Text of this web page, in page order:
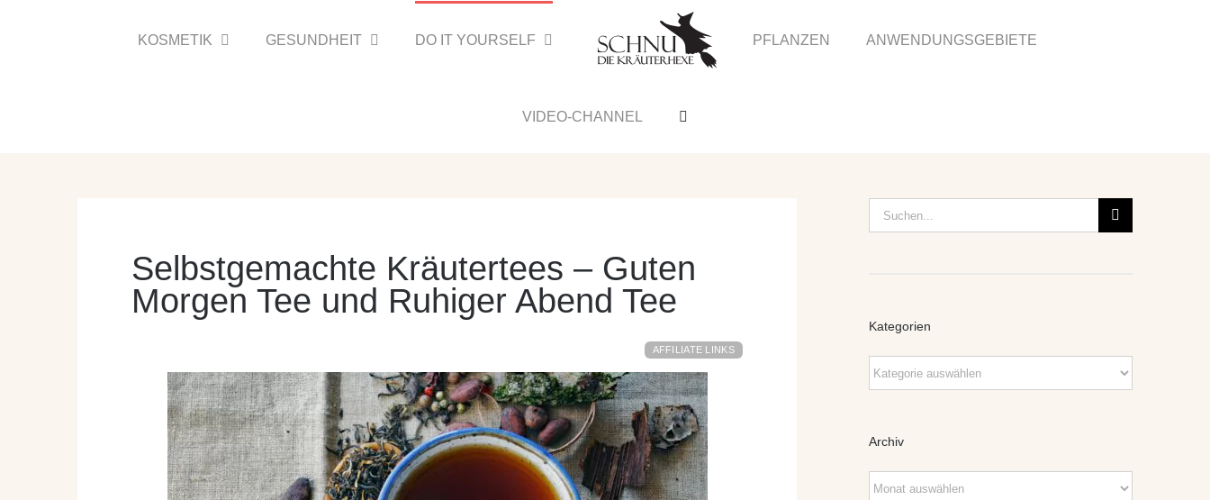
KOSMETIK GESUNDHEIT DO IT YOURSELF PFLANZEN ANWENDUNGSGEBIETE
VIDEO-CHANNEL
Selbstgemachte Kräutertees – Guten
Morgen Tee und Ruhiger Abend Tee
AFFILIATE LINKS
Suche
nach:
Kategorien
Kategorien
Archiv
Archiv